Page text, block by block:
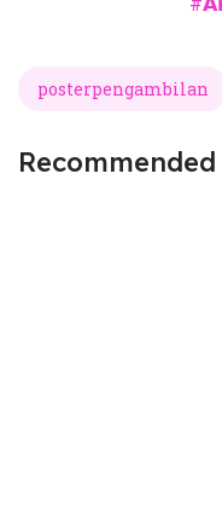
posterpengambilan